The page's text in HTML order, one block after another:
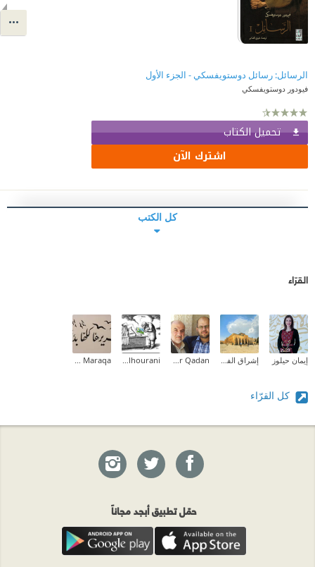
الرسائل: رسائل دوستويفسكي - الجزء الأول
فيودور دوستويفسكي
تحميل الكتاب
اشترك الآن
كل الكتب
القرّاء
إيمان حيلوز إشراق الفطافطة (Ishraq Abdelrahman) Omar Qadan
Asem Alhourani
Zeina M.I Maraqa
كل القرّاء
حمّل تطبيق أبجد مجاناً